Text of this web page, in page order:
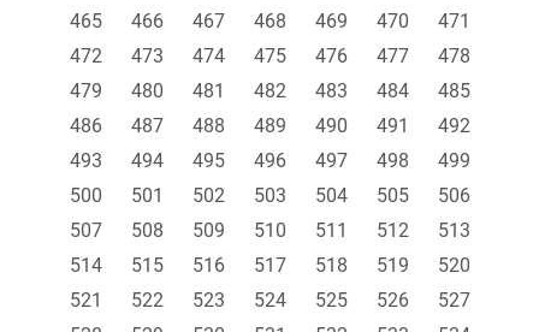
465
466 467 468 469 470
471
472
473 474 475 476 477
478
479
480 481 482 483 484
485
486
487 488 489 490 491
492
493
494 495 496 497 498
499
500
501 502 503 504 505
506
507
508 509 510 511 512
513
514
515 516 517 518 519
520
521
522 523 524 525 526
527